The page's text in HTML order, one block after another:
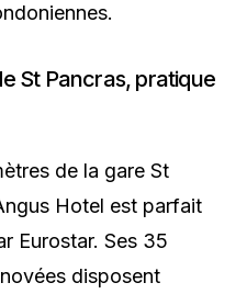
St Pancras, pratique
de la gare St
Hotel est parfait
Eurostar. Ses 35
disposent